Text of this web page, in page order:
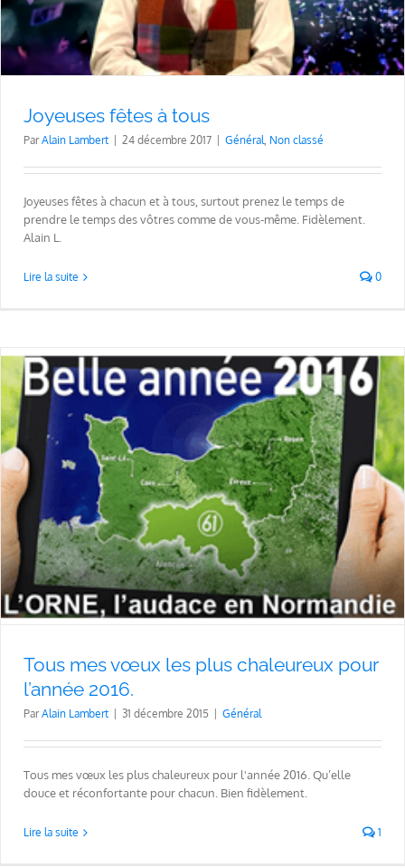
Joyeuses fêtes à tous
ParAlain Lambert 24 décembre 2017 Général, Non classé
Joyeuses fêtes à chacun et à tous, surtout prenez le temps de
prendre le temps des vôtres comme de vous-même. Fidèlement.
Alain L.
Lire la suite 0
Tous mes vœux les plus chaleureux pour
l’année 2016.
ParAlain Lambert 31 décembre 2015 Général
Tous mes vœux les plus chaleureux pour l'année 2016. Qu’elle
douce et réconfortante pour chacun. Bien fidèlement.
Lire la suite 1